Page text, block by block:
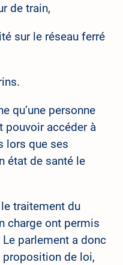
de train,
sur le réseau ferré
qu’une personne
pouvoir accéder à
lors que ses
état de santé le
traitement du
charge ont permis
parlement a donc
de loi,